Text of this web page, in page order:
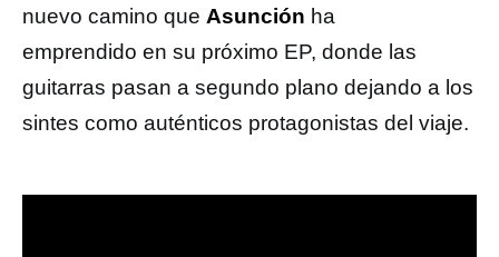
nuevo camino que Asunción ha
emprendido en su próximo EP, donde las
guitarras pasan a segundo plano dejando a los
sintes como auténticos protagonistas del viaje.